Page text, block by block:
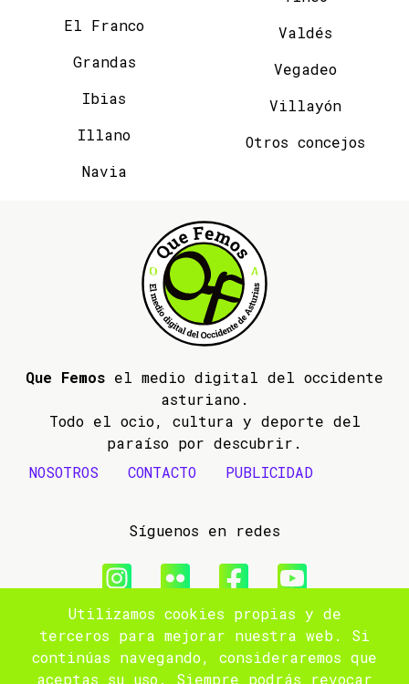
El Franco
Grandas
Ibias
Illano
Navia
Valdés
Vegadeo
Villayón
Otros concejos
Que Femos el medio digital del occidente
asturiano.
Todo el ocio, cultura y deporte del
paraíso por descubrir.
NOSOTROS
CONTACTO PUBLICIDAD
Síguenos en redes
© 2009- 2026 Que Femos
Aviso legal
Utilizamos cookies propias y de
terceros para mejorar nuestra web. Si
continúas navegando, consideraremos que
aceptas su uso. Siempre podrás revocar